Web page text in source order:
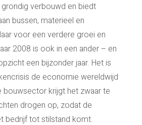
verbouwd en biedt
bussen, materieel en
voor een verdere groei en
2008 is ook in een ander – en
een bijzonder jaar. Het is
de economie wereldwijd
bouwsector krijgt het zwaar te
drogen op, zodat de
bedrijf tot stilstand komt.